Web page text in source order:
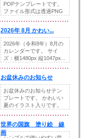
POPテンプレートです。
ファイル形式は透過PNG
2026年 8月 かわい...
2026年（令和8年）8月の
カレンダーです。 サイ
ズ：横1480px 縦1047px...
お盆休みのお知らせ
お盆休みのお知らせテン
プレートです。 かわいい
夏のイラスト入りです。
世界の国旗 塗り絵 線
画